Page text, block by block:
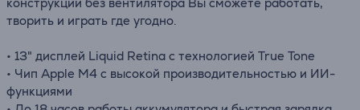
творить и играть где угодно.
• 13" дисплей Liquid Retina с технологией True Tone
• Чип Apple M4 с высокой производительностью и ИИ-
функциями